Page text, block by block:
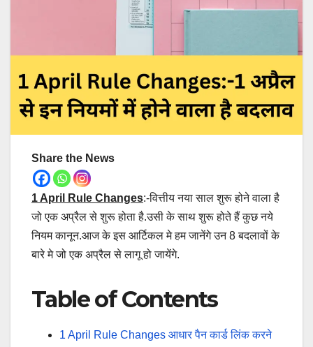
Share the News
1 April Rule Changes:-वित्तीय नया साल शुरू होने वाला है
जो एक अप्रैल से शुरू होता है.उसी के साथ शुरू होते हैं कुछ नये
नियम कानून.आज के इस आर्टिकल मे हम जानेंगे उन 8 बदलावों के
बारे मे जो एक अप्रैल से लागू हो जायेंगे.
Table of Contents
1 April Rule Changes आधार पैन कार्ड लिंक करने